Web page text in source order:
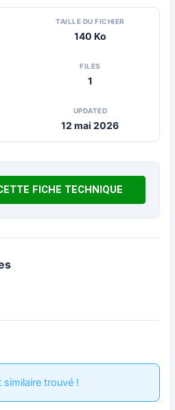
TAILLE DU FICHIER
140 Ko
FILES
1
UPDATED
12 mai 2026
FICHE TECHNIQUE
trouvé !